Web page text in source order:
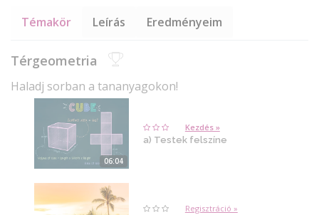
Témakör Leírás Eredményeim
Térgeometria
Haladj sorban a tananyagokon!
06:04
Kezdés »
a) Testek felszíne
Regisztráció »